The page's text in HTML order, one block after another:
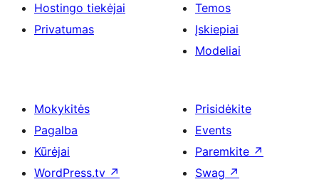
Hostingo tiekėjai
Privatumas
Temos
Įskiepiai
Modeliai
Mokykitės
Pagalba
Kūrėjai
WordPress.tv ↗
Prisidėkite
Events
Paremkite ↗
Swag ↗